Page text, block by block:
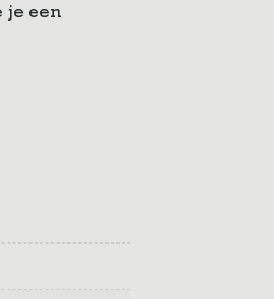
je een